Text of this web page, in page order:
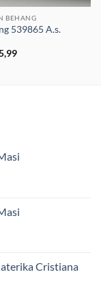
BEHANG
539865 A.s.
Huidige
Cristiana